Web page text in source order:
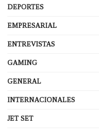
DEPORTES
EMPRESARIAL
ENTREVISTAS
GAMING
GENERAL
INTERNACIONALES
JET SET